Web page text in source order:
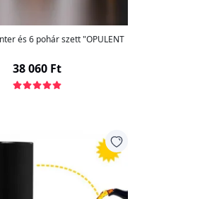
és 6 pohár szett "OPULENT
38 060 Ft